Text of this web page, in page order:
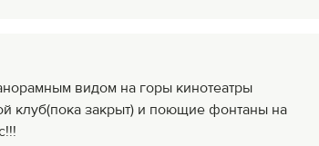
видом на горы кинотеатры
клуб(пока закрыт) и поющие фонтаны на